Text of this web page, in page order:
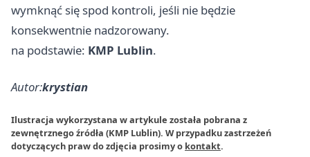
wymknąć się spod kontroli, jeśli nie będzie
konsekwentnie nadzorowany.
na podstawie: KMP Lublin.
Autor:krystian
Ilustracja wykorzystana w artykule została pobrana z
zewnętrznego źródła (KMP Lublin). W przypadku zastrzeżeń
dotyczących praw do zdjęcia prosimy o kontakt.